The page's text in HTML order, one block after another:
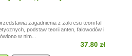
zagadnienia z zakresu teorii fal
podstaw teorii anten, falowodów i
w nim...
37.80 zł